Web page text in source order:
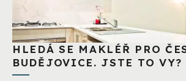
HLEDÁ SE MAKLÉŘ PRO
BUDĚJOVICE. JSTE TO VY?